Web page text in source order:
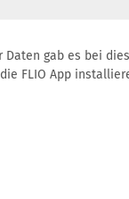
Daten gab es bei
FLIO App